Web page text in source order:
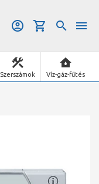
Szerszámok Víz-gáz-fűtés